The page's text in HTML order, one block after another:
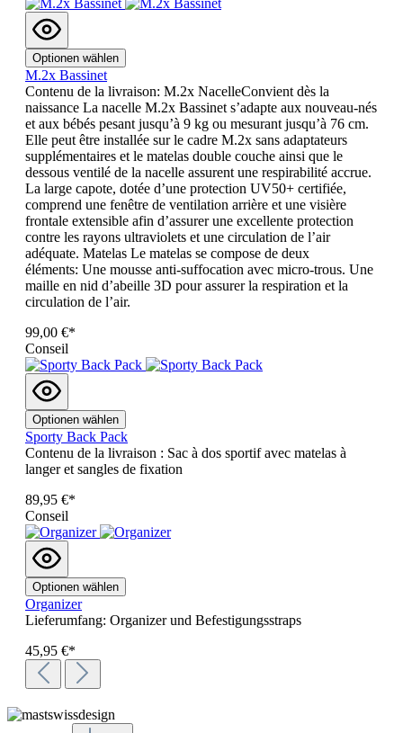
Optionen wählen
M.2x Bassinet
Contenu de la livraison: M.2x NacelleConvient dès la
naissance La nacelle M.2x Bassinet s’adapte aux nouveau-nés
et aux bébés pesant jusqu’à 9 kg ou mesurant jusqu’à 76 cm.
Elle peut être installée sur le cadre M.2x sans adaptateurs
supplémentaires et le matelas double couche ainsi que le
dessous ventilé de la nacelle assurent une respirabilité accrue.
La large capote, dotée d’une protection UV50+ certifiée,
comprend une fenêtre de ventilation arrière et une visière
frontale extensible afin d’assurer une excellente protection
contre les rayons ultraviolets et une circulation de l’air
adéquate. Matelas Le matelas se compose de deux
éléments: Une mousse anti-suffocation avec micro-trous. Une
maille en nid d’abeille 3D pour assurer la respiration et la
circulation de l’air.
99,00 €*
Conseil
Optionen wählen
Sporty Back Pack
Contenu de la livraison : Sac à dos sportif avec matelas à
langer et sangles de fixation
89,95 €*
Conseil
Optionen wählen
Organizer
Lieferumfang: Organizer und Befestigungsstraps
45,95 €*